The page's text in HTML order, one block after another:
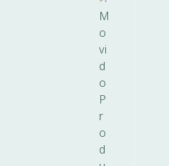
M
o
vi
d
o
P
r
o
d